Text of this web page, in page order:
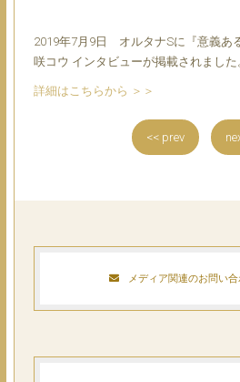
2019年7月9日 オルタナSに『意義あ
咲コウ インタビューが掲載されました
詳細はこちらから ＞＞
<< prev
メディア関連のお問い